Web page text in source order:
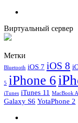
Виртуальный сервер
Метки
Bluetooth iOS 7 iOS 8
5 iPhone 6
iTunes iTunes 11 MacBook
Galaxy S6 YotaPhone 2